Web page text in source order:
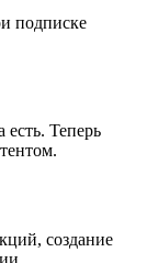
подписке
Теперь
создание